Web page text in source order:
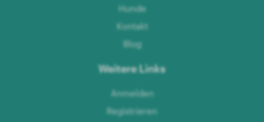
Hunde
Kontakt
Blog
Weitere Links
Anmelden
Registrieren